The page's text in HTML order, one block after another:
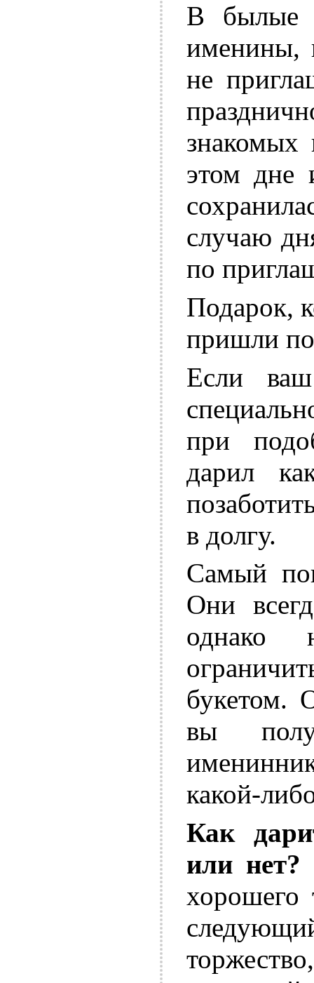
В былые
именины,
не
знакомых
этом дне
случаю
по
Подарок,
пришли
Если
при
дарил
в долгу.
Самый
Они
однако
букетом.
вы
какой-
Как
или нет?
хорошего